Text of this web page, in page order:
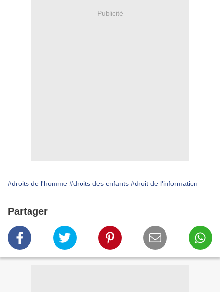
Publicité
#droits de l'homme #droits des enfants #droit de l'information
Partager